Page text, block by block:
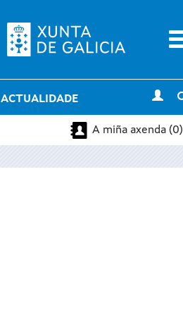
ACTUALIDADE
A miña axenda (0)